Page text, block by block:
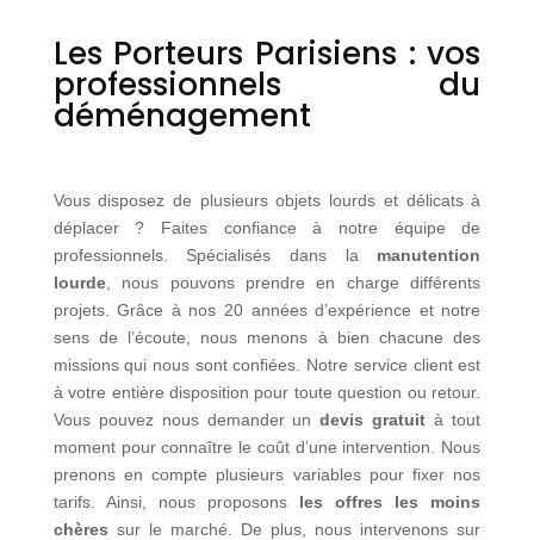
Les Porteurs Parisiens : vos
professionnels du
déménagement
Vous disposez de plusieurs objets lourds et délicats à
déplacer ? Faites confiance à notre équipe de
professionnels. Spécialisés dans la manutention
lourde, nous pouvons prendre en charge différents
projets. Grâce à nos 20 années d’expérience et notre
sens de l’écoute, nous menons à bien chacune des
missions qui nous sont confiées. Notre service client est
à votre entière disposition pour toute question ou retour.
Vous pouvez nous demander undevis gratuit à tout
moment pour connaître le coût d’une intervention. Nous
prenons en compte plusieurs variables pour fixer nos
tarifs. Ainsi, nous proposons les offres les moins
chères sur le marché. De plus, nous intervenons sur